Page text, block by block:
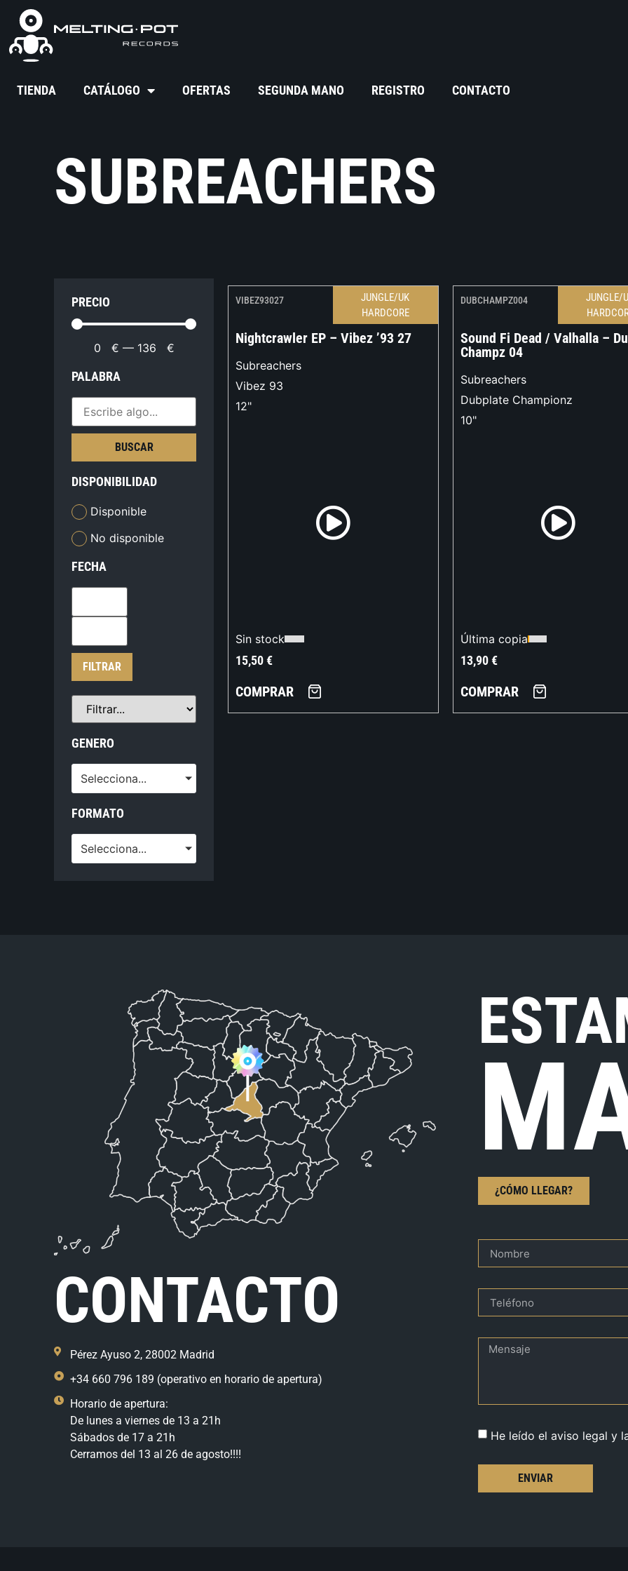
TIENDA CATÁLOGO OFERTAS SEGUNDA MANO REGISTRO CONTACTO
SUBREACHERS
PRECIO
0 € — 136 €
PALABRA
BUSCAR
DISPONIBILIDAD
Disponible
No disponible
FECHA
FILTRAR
GENERO
Selecciona...
FORMATO
Selecciona...
VIBEZ93027
JUNGLE/UK
HARDCORE
Nightcrawler EP – Vibez ’93 27
Subreachers
Vibez 93
12"
Sin stock
15,50€
COMPRAR
DUBCHAMPZ004
JUNGLE/
Sound Fi Dead / Valhalla –
Champz 04
Subreachers
Dubplate Championz
10"
Última copia
13,90€
COMPRAR
CONTACTO
Pérez Ayuso 2, 28002 Madrid
+34 660 796 189 (operativo en horario de apertura)
Horario de apertura:
De lunes a viernes de 13 a 21h
Sábados de 17 a 21h
Cerramos del 13 al 26 de agosto!!!!
¿CÓMO LLEGAR?
He leído el aviso legal y
ENVIAR